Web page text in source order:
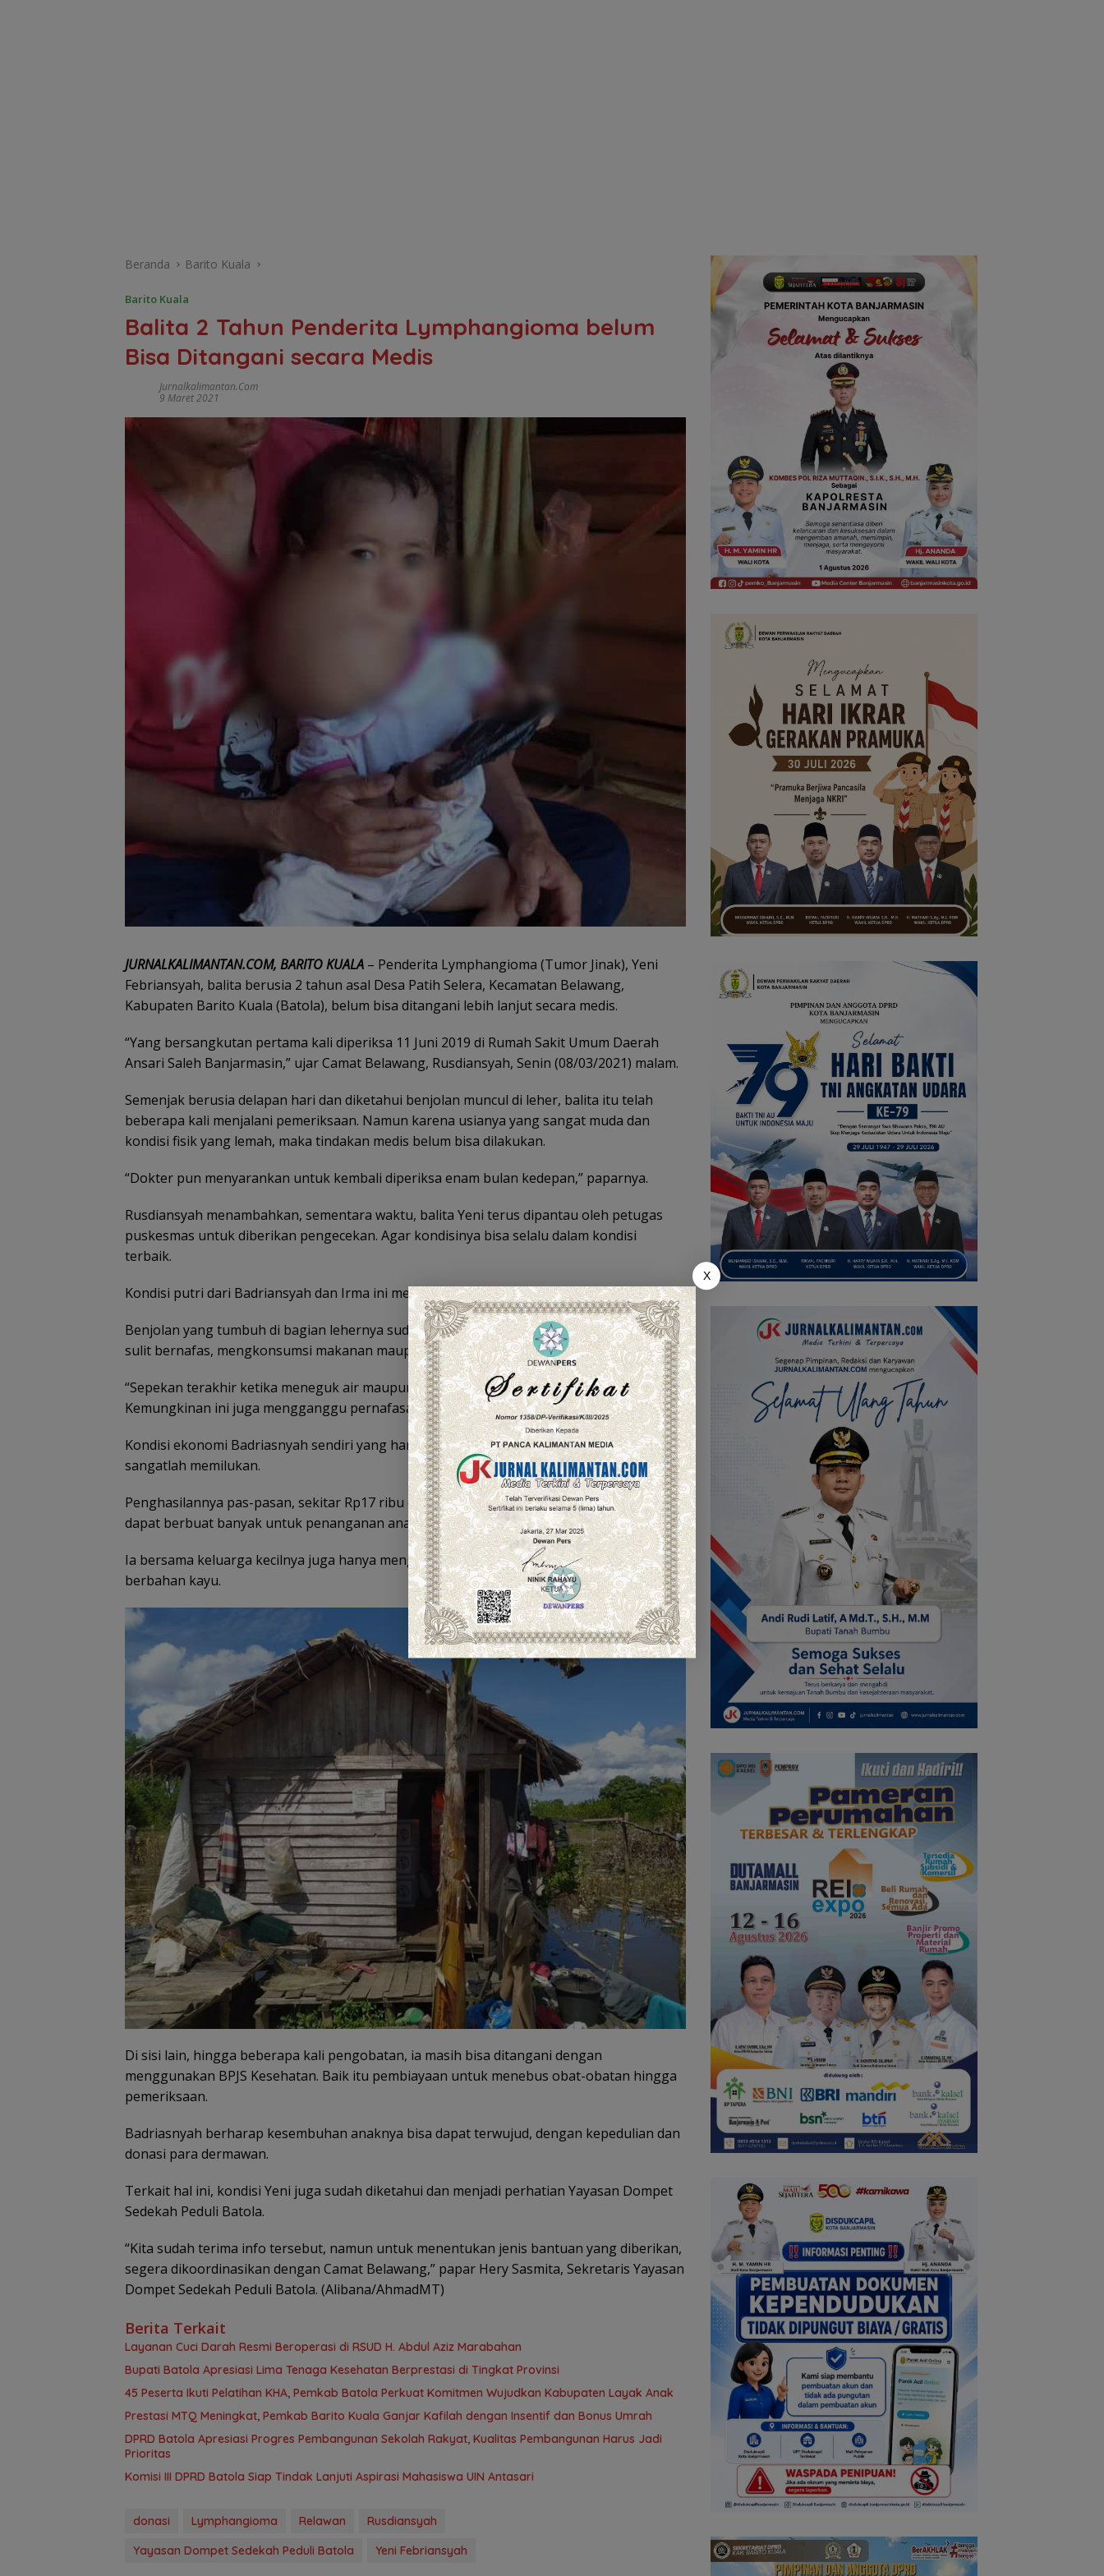
Beranda Barito Kuala
Barito Kuala
Balita 2 Tahun Penderita Lymphangioma belum
Bisa Ditangani secara Medis
Jurnalkalimantan.com
9 Maret 2021
JURNALKALIMANTAN.COM, BARITO KUALA – Penderita Lymphangioma (Tumor Jinak), Yeni
Febriansyah, balita berusia 2 tahun asal Desa Patih Selera, Kecamatan Belawang,
Kabupaten Barito Kuala (Batola), belum bisa ditangani lebih lanjut secara medis.
“Yang bersangkutan pertama kali diperiksa 11 Juni 2019 di Rumah Sakit Umum Daerah
Ansari Saleh Banjarmasin,” ujar Camat Belawang, Rusdiansyah, Senin (08/03/2021) malam.
Semenjak berusia delapan hari dan diketahui benjolan muncul di leher, balita itu telah
beberapa kali menjalani pemeriksaan. Namun karena usianya yang sangat muda dan
kondisi fisik yang lemah, maka tindakan medis belum bisa dilakukan.
“Dokter pun menyarankan untuk kembali diperiksa enam bulan kedepan,” paparnya.
Rusdiansyah menambahkan, sementara waktu, balita Yeni terus dipantau oleh petugas
puskesmas untuk diberikan pengecekan. Agar kondisinya bisa selalu dalam kondisi
terbaik.
Kondisi putri dari Badriansyah dan Irma ini memang sudah cukup memprihatinkan.
Benjolan yang tumbuh di bagian lehernya sudah sebesar kepala, sehingga membuatnya
sulit bernafas, mengkonsumsi makanan maupun minuman.
“Sepekan terakhir ketika meneguk air maupun asi terdengar suara di bagian lehernya.
Kemungkinan ini juga mengganggu pernafasan,” ucap Badriansyah.
Kondisi ekonomi Badriasnyah sendiri yang hanya bekerja sebagai penangkap ikan juga
sangatlah memilukan.
Penghasilannya pas-pasan, sekitar Rp17 ribu dalam sehari. Hal ini memaksanya tidak
dapat berbuat banyak untuk penanganan anaknya.
Ia bersama keluarga kecilnya juga hanya menghuni rumah kecil beratap daun dan
berbahan kayu.
Di sisi lain, hingga beberapa kali pengobatan, ia masih bisa ditangani dengan
menggunakan BPJS Kesehatan. Baik itu pembiayaan untuk menebus obat-obatan hingga
pemeriksaan.
Badriasnyah berharap kesembuhan anaknya bisa dapat terwujud, dengan kepedulian dan
donasi para dermawan.
Terkait hal ini, kondisi Yeni juga sudah diketahui dan menjadi perhatian Yayasan Dompet
Sedekah Peduli Batola.
“Kita sudah terima info tersebut, namun untuk menentukan jenis bantuan yang diberikan,
segera dikoordinasikan dengan Camat Belawang,” papar Hery Sasmita, Sekretaris Yayasan
Dompet Sedekah Peduli Batola. (Alibana/AhmadMT)
Berita Terkait
Layanan Cuci Darah Resmi Beroperasi di RSUD H. Abdul Aziz Marabahan
Bupati Batola Apresiasi Lima Tenaga Kesehatan Berprestasi di Tingkat Provinsi
45 Peserta Ikuti Pelatihan KHA, Pemkab Batola Perkuat Komitmen Wujudkan Kabupaten Layak Anak
Prestasi MTQ Meningkat, Pemkab Barito Kuala Ganjar Kafilah dengan Insentif dan Bonus Umrah
DPRD Batola Apresiasi Progres Pembangunan Sekolah Rakyat, Kualitas Pembangunan Harus Jadi
Prioritas
Komisi III DPRD Batola Siap Tindak Lanjuti Aspirasi Mahasiswa UIN Antasari
donasi Lymphangioma Relawan
Rusdiansyah
Yayasan Dompet Sedekah Peduli Batola
Yeni Febriansyah
X